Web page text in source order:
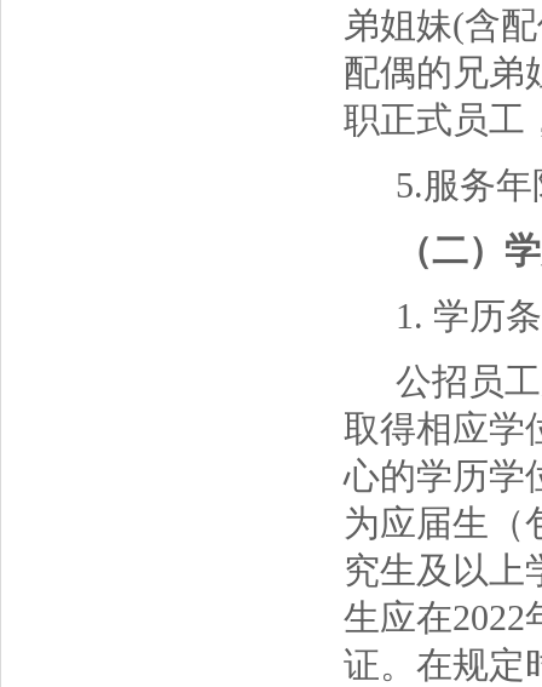
弟姐妹(含
配偶的兄弟
职正式员工
5.服务
（二）
1. 学历
公招员
取得相应学
心的学历学
为应届生（
究生及以上
生应在
证。在规定